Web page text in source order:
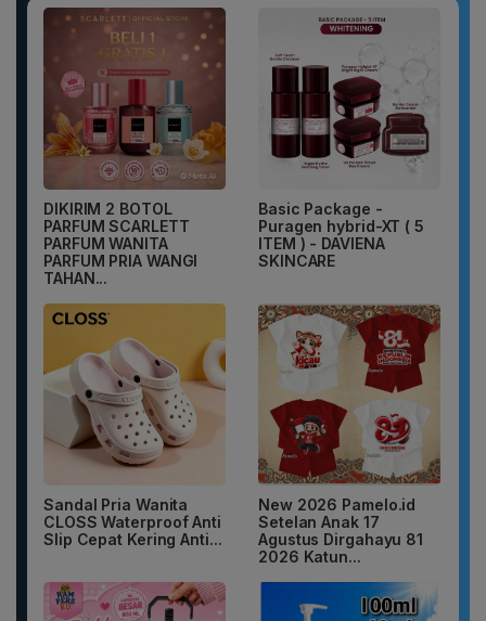
DIKIRIM 2 BOTOL
PARFUM SCARLETT
PARFUM WANITA
PARFUM PRIA WANGI
TAHAN...
Basic Package -
Puragen hybrid-XT ( 5
ITEM ) - DAVIENA
SKINCARE
Sandal Pria Wanita
CLOSS Waterproof Anti
Slip Cepat Kering Anti...
New 2026 Pamelo.id
Setelan Anak 17
Agustus Dirgahayu 81
2026 Katun...